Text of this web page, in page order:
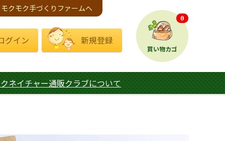
モクモク手づくりファームへ
グイン 新規登録
買い物カゴ
0
ネイチャー通販クラブについて